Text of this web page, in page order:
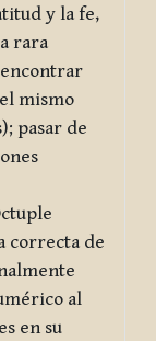
y la fe,
rara
mismo
pasar de
correcta de
al
en su